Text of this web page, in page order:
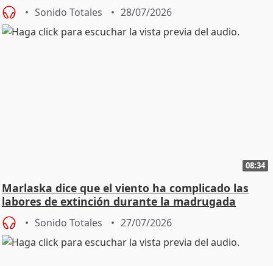
Sonido Totales 28/07/2026
08:34
Marlaska dice que el viento ha complicado las
labores de extinción durante la madrugada
Sonido Totales 27/07/2026